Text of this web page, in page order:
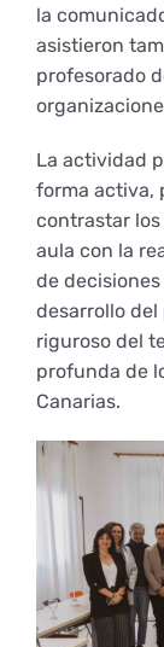
la
asistieron
profesorado
La actividad
forma activa,
contrastar
aula con la
de
desarrollo del
riguroso del
profunda de
Canarias.